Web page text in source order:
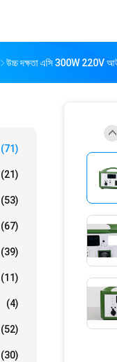
উচ্চ দক্ষতা এসি 300W 220V
(71)
(21)
(53)
(67)
(39)
(11)
(4)
(52)
(30)